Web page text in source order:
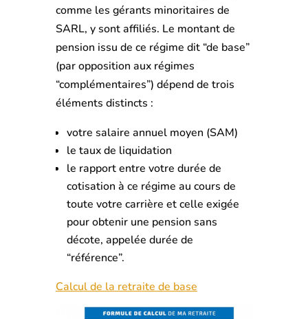
comme les gérants minoritaires de
SARL, y sont affiliés. Le montant de
pension issu de ce régime dit “de base”
(par opposition aux régimes
“complémentaires”) dépend de trois
éléments distincts :
votre salaire annuel moyen (SAM)
le taux de liquidation
le rapport entre votre durée de
cotisation à ce régime au cours de
toute votre carrière et celle exigée
pour obtenir une pension sans
décote, appelée durée de
“référence”.
Calcul de la retraite de base